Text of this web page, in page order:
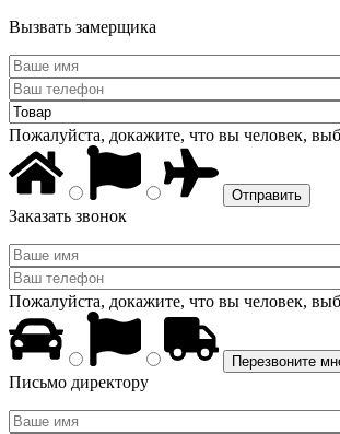
Вызвать замерщика
Пожалуйста, докажите, что вы человек,
Заказать звонок
Пожалуйста, докажите, что вы человек,
Письмо директору